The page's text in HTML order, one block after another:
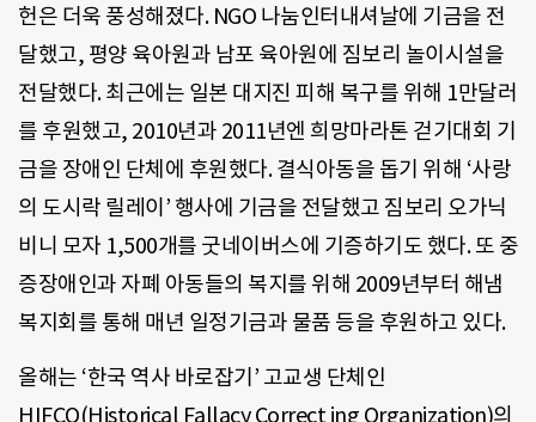
헌은 더욱 풍성해졌다. NGO 나눔인터내셔날에 기금을 전
달했고, 평양 육아원과 남포 육아원에 짐보리 놀이시설을
전달했다. 최근에는 일본 대지진 피해 복구를 위해 1만달러
를 후원했고, 2010년과 2011년엔 희망마라톤 걷기대회 기
금을 장애인 단체에 후원했다. 결식아동을 돕기 위해 ‘사랑
의 도시락 릴레이’ 행사에 기금을 전달했고 짐보리 오가닉
비니 모자 1,500개를 굿네이버스에 기증하기도 했다. 또 중
증장애인과 자폐 아동들의 복지를 위해 2009년부터 해냄
복지회를 통해 매년 일정기금과 물품 등을 후원하고 있다.
올해는 ‘한국 역사 바로잡기’ 고교생 단체인
HIFCO(Historical Fallacy Correct ing Organization)의